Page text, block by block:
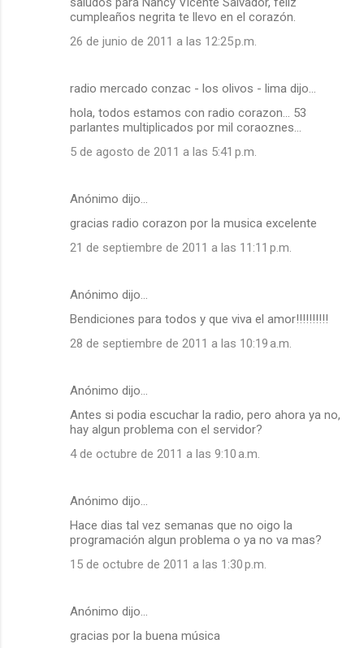
cumpleaños negrita te llevo en el corazón.
26 de junio de 2011 a las 12:25 p.m.
radio mercado conzac - los olivos - lima dijo…
hola, todos estamos con radio corazon... 53
parlantes multiplicados por mil coraoznes...
5 de agosto de 2011 a las 5:41 p.m.
Anónimo dijo…
gracias radio corazon por la musica excelente
21 de septiembre de 2011 a las 11:11 p.m.
Anónimo dijo…
Bendiciones para todos y que viva el amor!!!!!!!!!!
28 de septiembre de 2011 a las 10:19 a.m.
Anónimo dijo…
Antes si podia escuchar la radio, pero ahora ya no,
hay algun problema con el servidor?
4 de octubre de 2011 a las 9:10 a.m.
Anónimo dijo…
Hace dias tal vez semanas que no oigo la
programación algun problema o ya no va mas?
15 de octubre de 2011 a las 1:30 p.m.
Anónimo dijo…
gracias por la buena música